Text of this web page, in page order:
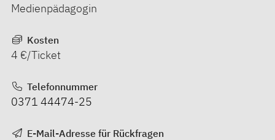
Medienpädagogin
Kosten
4 €/Ticket
Telefonnummer
0371 44474-25
E-Mail-Adresse für Rückfragen